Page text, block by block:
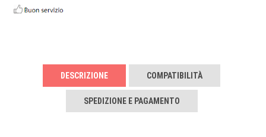
DESCRIZIONE COMPATIBILITÀ
SPEDIZIONE E PAGAMENTO